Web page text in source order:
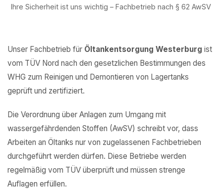
Ihre Sicherheit ist uns wichtig – Fachbetrieb nach § 62 AwSV
Unser Fachbetrieb für Öltankentsorgung Westerburg ist
vom TÜV Nord nach den gesetzlichen Bestimmungen des
WHG zum Reinigen und Demontieren von Lagertanks
geprüft und zertifiziert.
Die Verordnung über Anlagen zum Umgang mit
wassergefährdenden Stoffen (AwSV) schreibt vor, dass
Arbeiten an Öltanks nur von zugelassenen Fachbetrieben
durchgeführt werden dürfen. Diese Betriebe werden
regelmäßig vom TÜV überprüft und müssen strenge
Auflagen erfüllen.